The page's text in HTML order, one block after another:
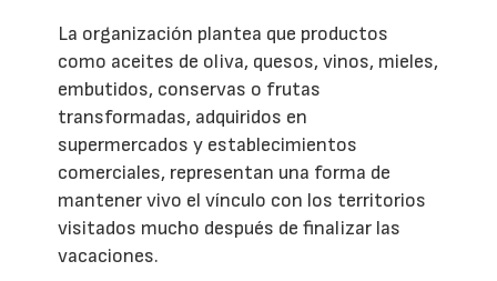
La organización plantea que productos
como aceites de oliva, quesos, vinos, mieles,
embutidos, conservas o frutas
transformadas, adquiridos en
supermercados y establecimientos
comerciales, representan una forma de
mantener vivo el vínculo con los territorios
visitados mucho después de finalizar las
vacaciones.